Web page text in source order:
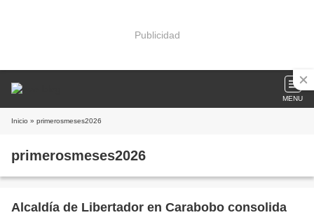
Publicidad
MENU
Inicio » primerosmeses2026
primerosmeses2026
Alcaldía de Libertador en Carabobo consolida